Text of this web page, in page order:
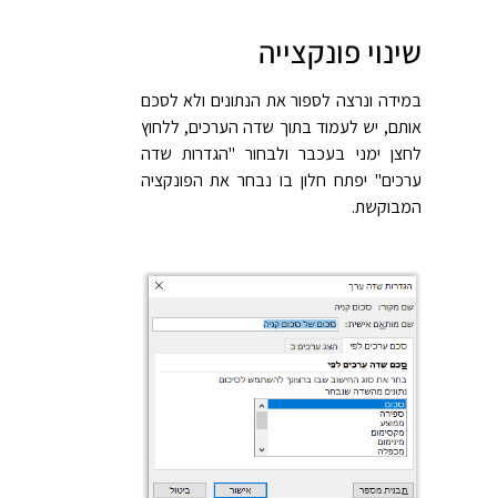
שינוי פונקצייה
במידה ונרצה לספור את הנתונים ולא לסכם
אותם, יש לעמוד בתוך שדה הערכים, ללחוץ
לחצן ימני בעכבר ולבחור "הגדרות שדה
ערכים" יפתח חלון בו נבחר את הפונקציה
המבוקשת.